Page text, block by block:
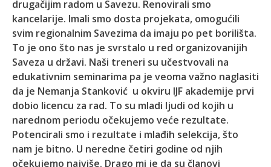
drugačijim radom u Savezu. Renovirali smo
kancelarije. Imali smo dosta projekata, omogućili
svim regionalnim Savezima da imaju po pet borilišta.
To je ono što nas je svrstalo u red organizovanijih
Saveza u državi. Naši treneri su učestvovali na
edukativnim seminarima pa je veoma važno naglasiti
da je Nemanja Stanković u okviru IJF akademije prvi
dobio licencu za rad. To su mladi ljudi od kojih u
narednom periodu očekujemo veće rezultate.
Potencirali smo i rezultate i mlađih selekcija, što
nam je bitno. U neredne četiri godine od njih
očekujemo najviše. Drago mi je da su članovi